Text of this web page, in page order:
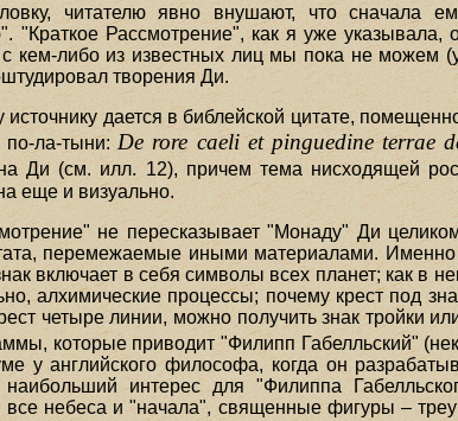
читателю явно внушают, что сначала
"Краткое Рассмотрение", как я уже
с кем-либо из известных лиц мы пока не можем
творения Ди.
дается в библейской цитате,
по-ла-тыни: De rore caeli et pinguedine terrae
Ди (см. илл. 12), причем тема нисходящей
еще и визуально.
не пересказывает "Монаду" Ди
перемежаемые иными материалами.
включает в себя символы всех планет; как в
алхимические процессы; почему крест под
четыре линии, можно получить знак тройки
которые приводит "Филипп Габелльский"
у английского философа, когда он
наибольший интерес для "Филиппа
небеса и "начала", священные фигуры –